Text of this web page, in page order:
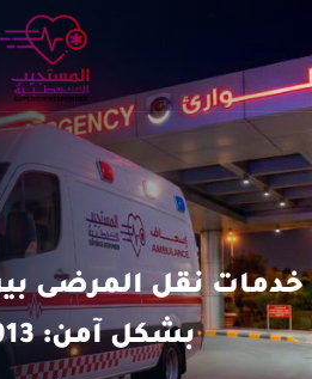
خدمات نقل المرضى
بشكل آمن: 535786913